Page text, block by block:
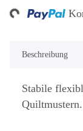
Beschreibung
Stabile
Quiltmustern.